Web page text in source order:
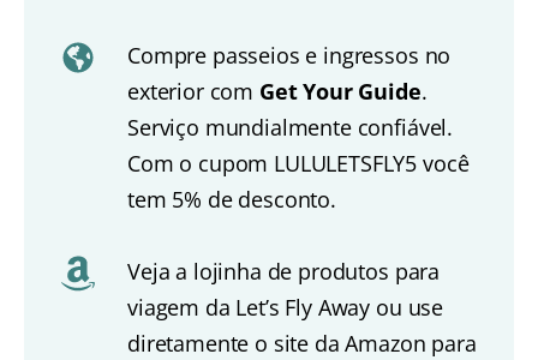
Compre passeios e ingressos no
exterior com Get Your Guide.
Serviço mundialmente confiável.
Com o cupom LULULETSFLY5 você
tem 5% de desconto.
Veja a lojinha de produtos para
viagem da Let’s Fly Away ou use
diretamente o site da Amazon para